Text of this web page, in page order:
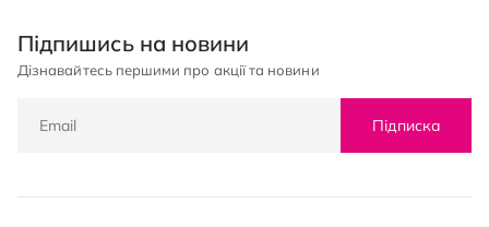
Підпишись на новини
Дізнавайтесь першими про акції та новини
Підписка